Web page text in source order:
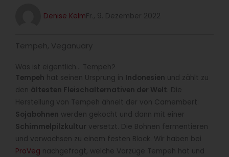
Denise KelmFr., 9. Dezember 2022
Tempeh, Veganuary
Was ist eigentlich… Tempeh?
Tempeh hat seinen Ursprung in Indonesien und zählt zu
den ältesten Fleischalternativen der Welt . Die
Herstellung von Tempeh ähnelt der von Camembert:
Sojabohnen werden gekocht und dann mit einer
Schimmelpilzkultur versetzt. Die Bohnen fermentieren
und verwachsen zu einem festen Block. Wir haben bei
ProVeg nachgefragt, welche Vorzüge Tempeh hat und